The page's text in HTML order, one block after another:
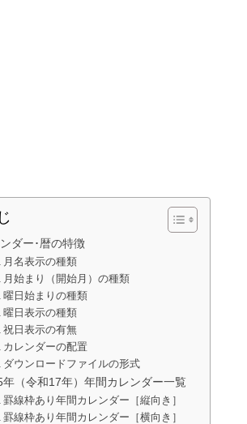
ダー･暦の特徴
月名表示の種類
月始まり（開始月）の種類
曜日始まりの種類
曜日表示の種類
祝日表示の有無
カレンダーの配置
ダウンロードファイルの形式
年（令和17年）年間カレンダー一覧
罫線枠あり年間カレンダー［縦向き］
罫線枠あり年間カレンダー［横向き］